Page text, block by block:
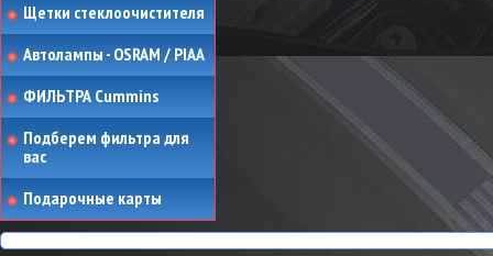
Щетки стеклоочистителя
Автолампы - OSRAM / PIAA
ФИЛЬТРА Cummins
Подберем фильтра для
вас
Подарочные карты